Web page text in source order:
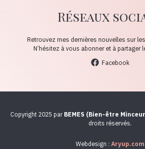
Réseaux
Retrouvez mes dernières nouvelles sur
N’hésitez à vous abonner et à partager
Facebook
Copyright 2025 parBEMES (Bien-être
droits réservés.
Webdesign : Aryup.com